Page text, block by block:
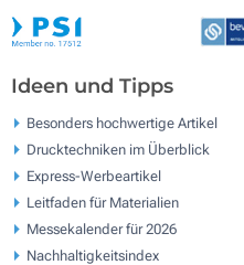
Ideen und Tipps
Besonders hochwertige Artikel
Drucktechniken im Überblick
Express-Werbeartikel
Leitfaden für Materialien
Messekalender für 2026
Nachhaltigkeitsindex